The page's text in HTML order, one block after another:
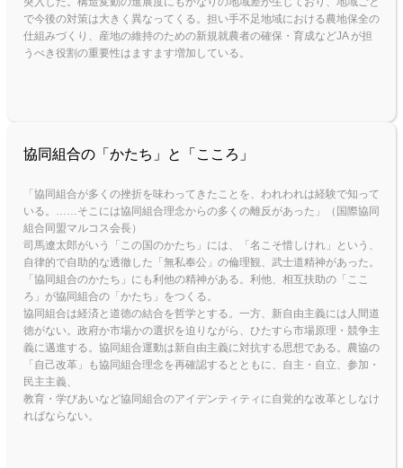
で今後の対策は大きく異なってくる。担い手不足地域における農地保全の
仕組みづくり、産地の維持のための新規就農者の確保・育成などJA が担
うべき役割の重要性はますます増加している。
協同組合の「かたち」と「こころ」
「協同組合が多くの挫折を味わってきたことを、われわれは経験で知って
いる。……そこには協同組合理念からの多くの離反があった」（国際協同
組合同盟マルコス会長）
司馬遼太郎がいう「この国のかたち」には、「名こそ惜しけれ」という、
自律的で自助的な透徹した「無私奉公」の倫理観、武士道精神があった。
「協同組合のかたち」にも利他の精神がある。利他、相互扶助の「ここ
ろ」が協同組合の「かたち」をつくる。
協同組合は経済と道徳の結合を哲学とする。一方、新自由主義には人間道
徳がない。政府か市場かの選択を迫りながら、ひたすら市場原理・競争主
義に邁進する。協同組合運動は新自由主義に対抗する思想である。農協の
「自己改革」も協同組合理念を再確認するとともに、自主・自立、参加・
民主主義、
教育・学びあいなど協同組合のアイデンティティに自覚的な改革としなけ
ればならない。